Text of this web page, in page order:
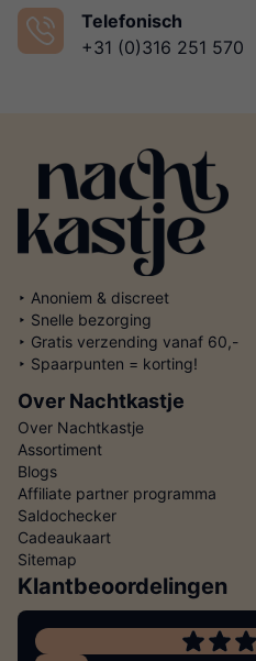
Telefonisch
+31 (0)316 251 570
‣ Anoniem & discreet
‣ Snelle bezorging
‣ Gratis verzending vanaf 60,-
‣ Spaarpunten = korting!
Over Nachtkastje
Over Nachtkastje
Assortiment
Blogs
Affiliate partner programma
Saldochecker
Cadeaukaart
Sitemap
Klantbeoordelingen